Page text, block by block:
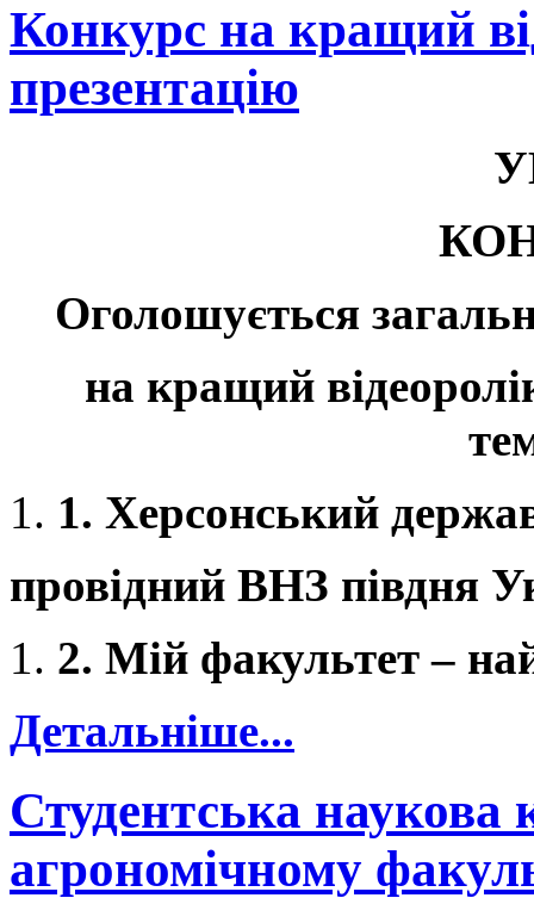
Конкурс на кращий
презентацію
Оголошується
на кращий
1. Херсонський
провідний ВНЗ півдня
2. Мій факультет –
Детальніше...
Студентська наукова
агрономічному